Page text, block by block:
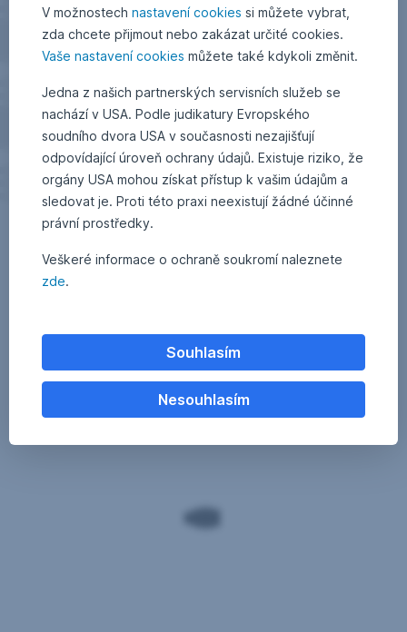
V možnostech nastavení cookies si můžete vybrat,
zda chcete přijmout nebo zakázat určité cookies.
Vaše nastavení cookies můžete také kdykoli změnit.
Jedna z našich partnerských servisních služeb se
nachází v USA. Podle judikatury Evropského
soudního dvora USA v současnosti nezajišťují
odpovídající úroveň ochrany údajů. Existuje riziko, že
orgány USA mohou získat přístup k vašim údajům a
sledovat je. Proti této praxi neexistují žádné účinné
právní prostředky.
Veškeré informace o ochraně soukromí naleznete
zde.
Souhlasím
Nesouhlasím